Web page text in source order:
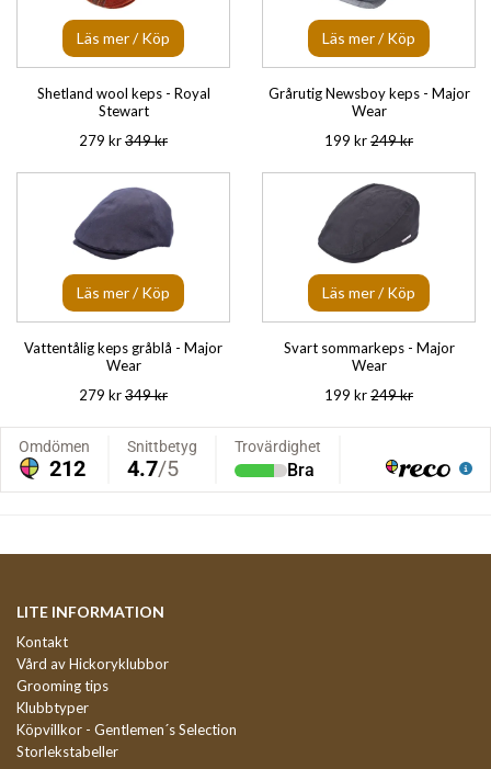
Läs mer / Köp
Shetland wool keps - Royal
Stewart
279 kr349 kr
Läs mer / Köp
Grårutig Newsboy keps - Major
Wear
199 kr249 kr
Läs mer / Köp
Vattentålig keps gråblå - Major
Wear
279 kr349 kr
Läs mer / Köp
Svart sommarkeps - Major
Wear
199 kr249 kr
LITE INFORMATION
Kontakt
Vård av Hickoryklubbor
Grooming tips
Klubbtyper
Köpvillkor - Gentlemen´s Selection
Storlekstabeller